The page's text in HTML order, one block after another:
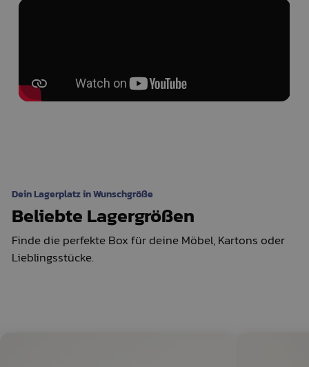
Dein Lagerplatz in Wunschgröße
Beliebte Lagergrößen
Finde die perfekte Box für deine Möbel, Kartons oder
Lieblingsstücke.